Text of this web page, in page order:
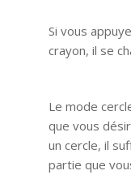
Si vous
crayon, il se
Le mode
que vous
un cercle, il
partie que